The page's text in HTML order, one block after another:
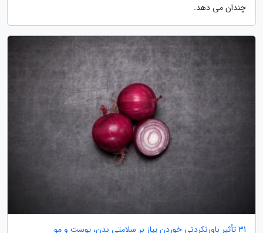
چندان می دهد.
31 تأثیر باورنکردنی خوردن پیاز بر سلامتی بدن، پوست و مو